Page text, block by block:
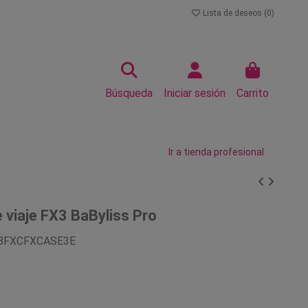
Lista de deseos (0)
Búsqueda Iniciar sesión Carrito
Ir a tienda profesional
viaje FX3 BaByliss Pro